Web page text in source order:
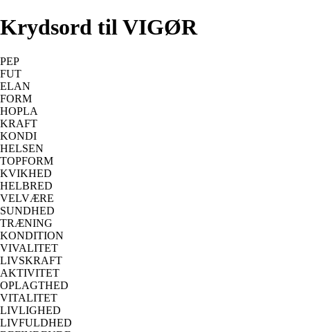
Krydsord til VIGØR
PEP
FUT
ELAN
FORM
HOPLA
KRAFT
KONDI
HELSEN
TOPFORM
KVIKHED
HELBRED
VELVÆRE
SUNDHED
TRÆNING
KONDITION
VIVALITET
LIVSKRAFT
AKTIVITET
OPLAGTHED
VITALITET
LIVLIGHED
LIVFULDHED